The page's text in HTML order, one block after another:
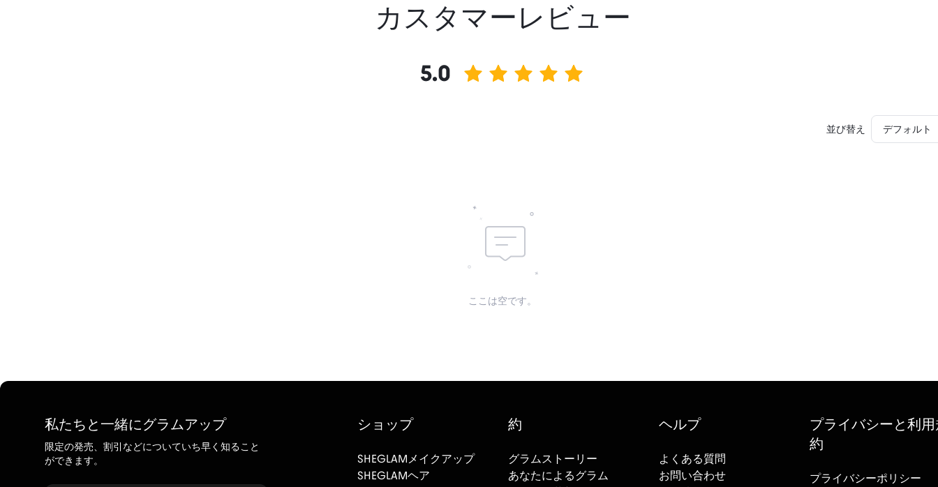
カスタマーレビュー
5.0
並び替え デフォルト
ここは空です。
私たちと一緒にグラムアップ
限定の発売、割引などについていち早く知ること
ができます。
ショップ
SHEGLAMメイクアップ
SHEGLAMヘア
約
グラムストーリー
あなたによるグラム
ヘルプ
よくある質問
お問い合わせ
プライバシーと利
約
プライバシーポリシー